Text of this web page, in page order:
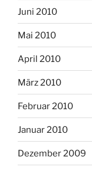
Juni 2010
Mai 2010
April 2010
März 2010
Februar 2010
Januar 2010
Dezember 2009